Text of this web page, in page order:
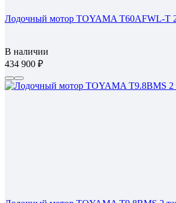
Лодочный мотор TOYAMA T60AFWL-T
В наличии
434 900